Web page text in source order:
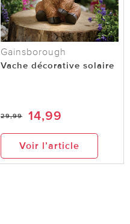
Gainsborough
Vache décorative solaire
29,99 14,99
Voir l’article